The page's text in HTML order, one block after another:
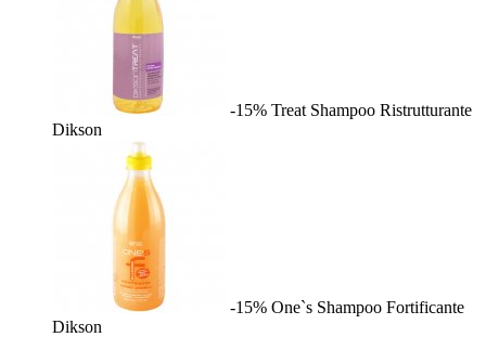
-15% Treat Shampoo Ristrutturante
Dikson
-15% One`s Shampoo Fortificante
Dikson